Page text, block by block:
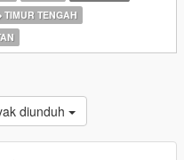
TIMUR TENGAH
diunduh